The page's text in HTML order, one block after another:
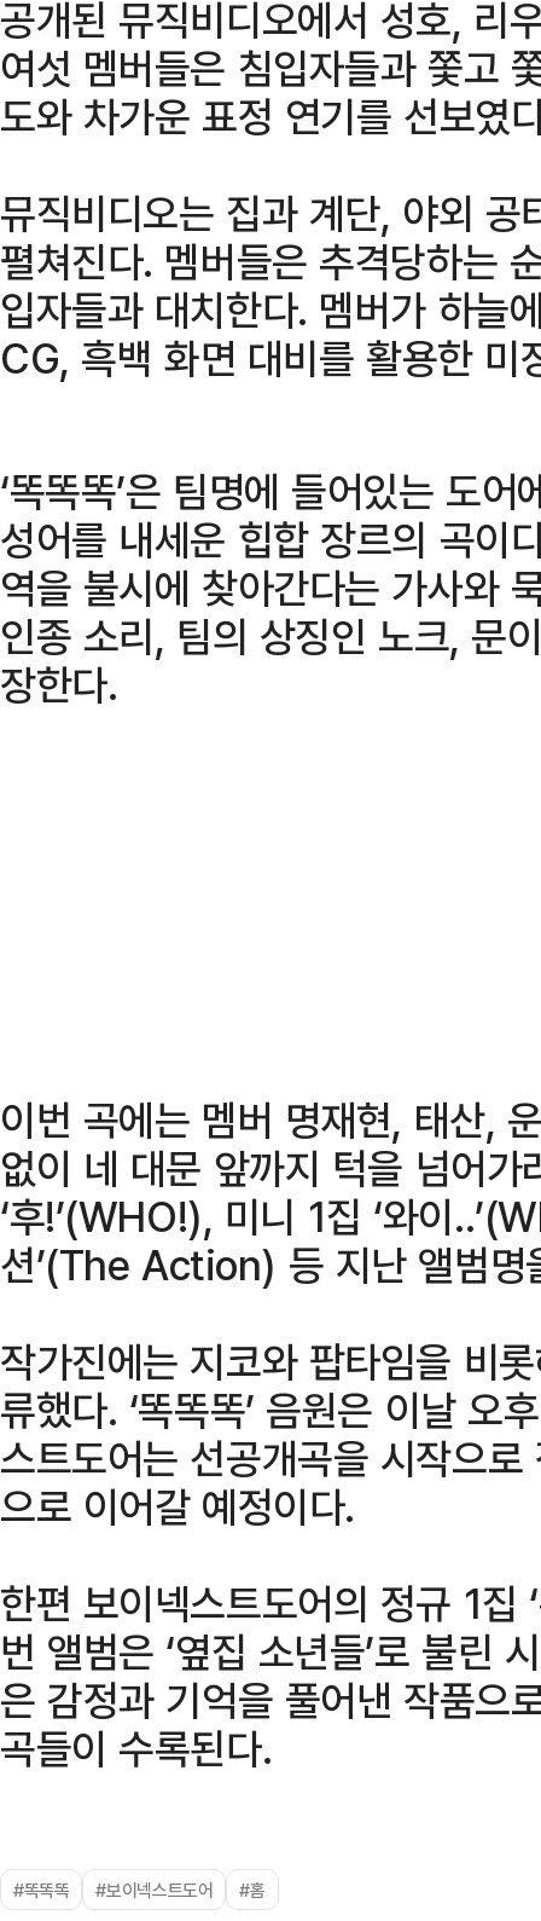
공개된 뮤직비디오에서 성호, 리
여섯 멤버들은 침입자들과 쫓고
도와 차가운 표정 연기를 선보였
뮤직비디오는 집과 계단, 야외
펼쳐진다. 멤버들은 추격당하는
입자들과 대치한다. 멤버가 하늘
CG, 흑백 화면 대비를 활용한 미
‘똑똑똑’은 팀명에 들어있는 도
성어를 내세운 힙합 장르의 곡이
역을 불시에 찾아간다는 가사와
인종 소리, 팀의 상징인 노크, 문
장한다.
이번 곡에는 멤버 명재현, 태산,
없이 네 대문 앞까지 턱을 넘어가
‘후!’(WHO!), 미니 1집 ‘와이
션’(The Action) 등 지난 앨범명
작가진에는 지코와 팝타임을 비
류했다. ‘똑똑똑’ 음원은 이날 오
스트도어는 선공개곡을 시작으
으로 이어갈 예정이다.
한편 보이넥스트도어의 정규 1집
번 앨범은 ‘옆집 소년들’로 불린
은 감정과 기억을 풀어낸 작품으
곡들이 수록된다.
#똑똑똑 #보이넥스트도어 #홈